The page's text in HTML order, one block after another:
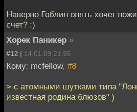
Наверно Гоблин опять хочет
счет? :)
Хорек Паникер »
#12 | 14.01.09 21:55
Кому: mcfellow, #8
> с атомными шутками типа
известная родина блюзов" )